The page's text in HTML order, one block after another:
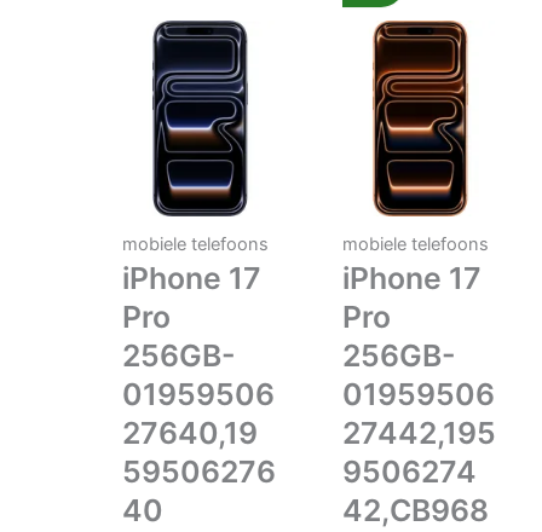
mobiele telefoons
iPhone 17
Pro
256GB-
01959506
27640,19
59506276
40
mobiele telefoons
iPhone 17
Pro
256GB-
01959506
27442,195
9506274
42,CB968